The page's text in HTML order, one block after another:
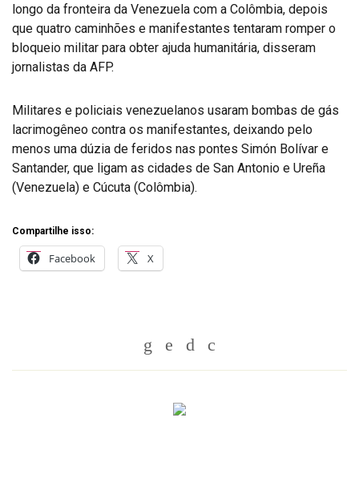
longo da fronteira da Venezuela com a Colômbia, depois
que quatro caminhões e manifestantes tentaram romper o
bloqueio militar para obter ajuda humanitária, disseram
jornalistas da AFP.
Militares e policiais venezuelanos usaram bombas de gás
lacrimogêneo contra os manifestantes, deixando pelo
menos uma dúzia de feridos nas pontes Simón Bolívar e
Santander, que ligam as cidades de San Antonio e Ureña
(Venezuela) e Cúcuta (Colômbia).
Compartilhe isso:
Facebook X
Whatsapp
TwitterFacebook